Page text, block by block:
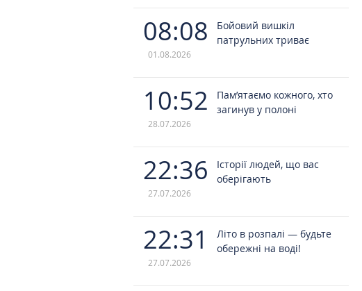
08:08
01.08.2026
Бойовий вишкіл
патрульних триває
10:52
28.07.2026
Пам’ятаємо кожного, хто
загинув у полоні
22:36
27.07.2026
Історії людей, що вас
оберігають
22:31
27.07.2026
Літо в розпалі — будьте
обережні на воді!